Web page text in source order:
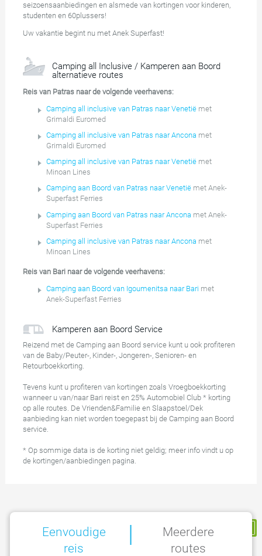
seizoensaanbiedingen en alsmede van kortingen voor kinderen,
studenten en 60plussers!
Uw vakantie begint nu met Anek Superfast!
Camping all Inclusive / Kamperen aan Boord
alternatieve routes
Reis van Patras naar de volgende veerhavens:
Camping all inclusive van Patras naar Venetiëmet
Grimaldi Euromed
Camping all inclusive van Patras naar Ancona met
Grimaldi Euromed
Camping all inclusive van Patras naar Venetiëmet
Minoan Lines
Camping aan Boord van Patras naar Venetiëmet Anek-
Superfast Ferries
Camping aan Boord van Patras naar Ancona met Anek-
Superfast Ferries
Camping all inclusive van Patras naar Ancona met
Minoan Lines
Reis van Bari naar de volgende veerhavens:
Camping aan Boord van Igoumenitsa naar Bari met
Anek-Superfast Ferries
Kamperen aan Boord Service
Reizend met de Camping aan Boord service kunt u ook profiteren
van de Baby/Peuter-, Kinder-, Jongeren-, Senioren- en
Retourboekkorting.
Tevens kunt u profiteren van kortingen zoals Vroegboekkorting
wanneer u van/naar Bari reist en 25% Automobiel Club * korting
op alle routes. De Vrienden&Familie en Slaapstoel/Dek
aanbieding kan niet worden toegepast bij de Camping aan Boord
service.
* Op sommige data is de korting niet geldig; meer info vindt u op
de kortingen/aanbiedingen pagina.
Mijn Reservering
Eenvoudige
reis
|
Meerdere
routes